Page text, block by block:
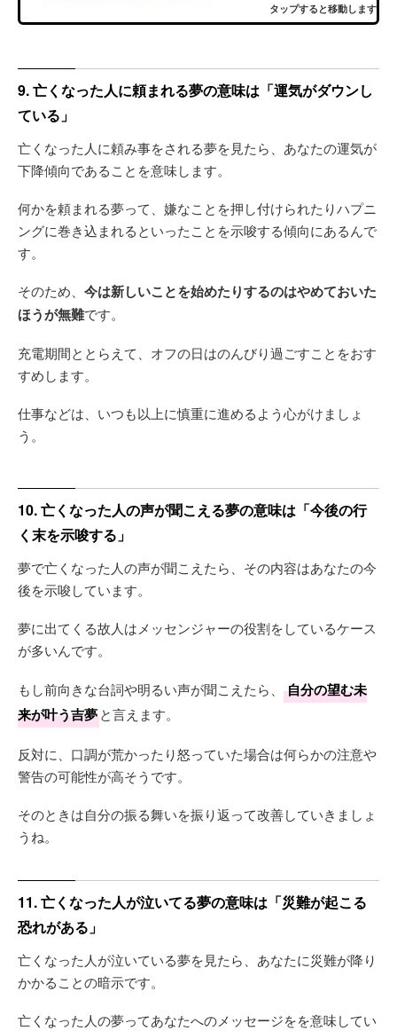
タップすると移動します
9. 亡くなった人に頼まれる夢の意味は「運気がダウンし
ている」
亡くなった人に頼み事をされる夢を見たら、あなたの運気が
下降傾向であることを意味します。
何かを頼まれる夢って、嫌なことを押し付けられたりハプニ
ングに巻き込まれるといったことを示唆する傾向にあるんで
す。
そのため、 今は新しいことを始めたりするのはやめておいた
ほうが無難です。
充電期間ととらえて、オフの日はのんびり過ごすことをおす
すめします。
仕事などは、いつも以上に慎重に進めるよう心がけましょ
う。
10. 亡くなった人の声が聞こえる夢の意味は「今後の行
く末を示唆する」
夢で亡くなった人の声が聞こえたら、その内容はあなたの今
後を示唆しています。
夢に出てくる故人はメッセンジャーの役割をしているケース
が多いんです。
もし前向きな台詞や明るい声が聞こえたら、
自分の望む未
来が叶う吉夢と言えます。
反対に、口調が荒かったり怒っていた場合は何らかの注意や
警告の可能性が高そうです。
そのときは自分の振る舞いを振り返って改善していきましょ
うね。
11. 亡くなった人が泣いてる夢の意味は「災難が起こる
恐れがある」
亡くなった人が泣いている夢を見たら、あなたに災難が降り
かかることの暗示です。
亡くなった人の夢ってあなたへのメッセージをを意味してい